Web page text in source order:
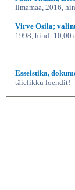
Ilmamaa, 2016,
Virve Osila;
1998, hind: 10,00
Esseistika,
täielikku loendit!